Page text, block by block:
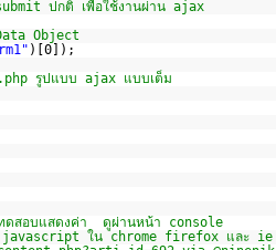
ปกติ เพื่อใช้งานผ่าน ajax
Object
)[0]);
รูปแบบ ajax แบบเต็ม
สอบแสดงค่า ดูผ่านหน้า console
ใน chrome firefox และ ie